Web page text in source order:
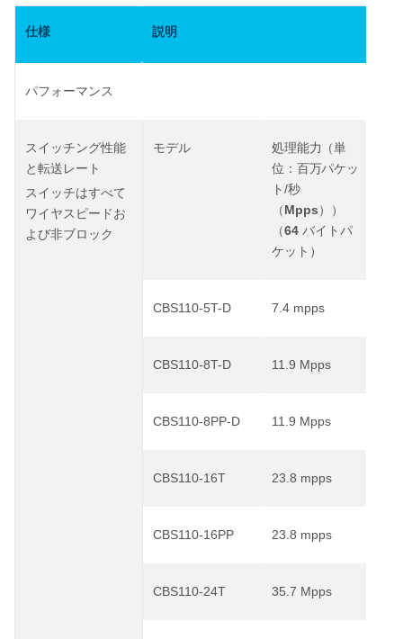
仕様 説明
パフォーマンス
スイッチング性能
と転送レート
スイッチはすべて
ワイヤスピードお
よび非ブロック
モデル
処理能力（単
位：百万パケッ
ト /秒
（ Mpps ））
（64 バイトパ
ケット）
CBS110-5T-D 7.4 mpps
CBS110-8T-D 11.9 Mpps
CBS110-8PP-D 11.9 Mpps
CBS110-16T 23.8 mpps
CBS110-16PP 23.8 mpps
CBS110-24T 35.7 Mpps